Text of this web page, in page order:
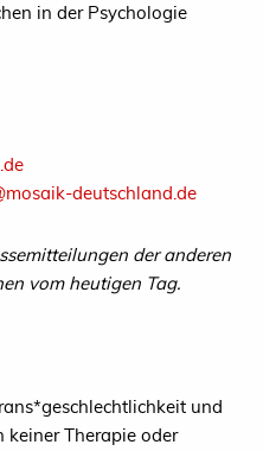
in der Psychologie
deutschland.de
der anderen
vom heutigen Tag.
und
keiner Therapie oder